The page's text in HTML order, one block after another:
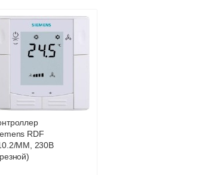
16-
орех.
42 755
Подробнее
20-
орех
Подробнее
RDF
MM, 230В